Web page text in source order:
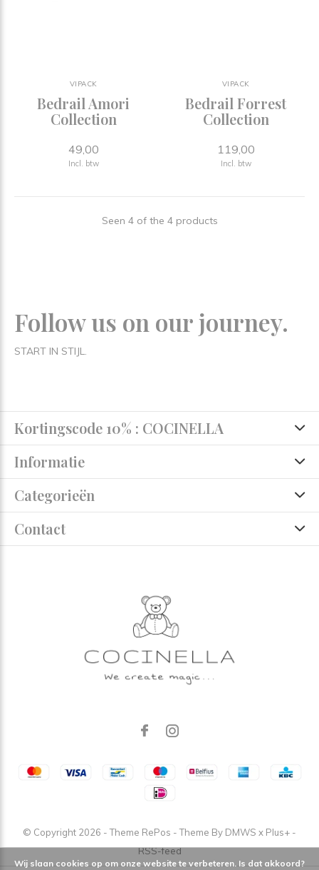
VIPACK
Bedrail Amori
Collection
49,00
Incl. btw
VIPACK
Bedrail Forrest
Collection
119,00
Incl. btw
Seen 4 of the 4 products
Follow us on our journey.
START IN STIJL.
Kortingscode 10% : COCINELLA
Informatie
Categorieën
Contact
© Copyright 2026 - Theme RePos - Theme By DMWS x Plus+ -
RSS-feed
Wij slaan cookies op om onze website te verbeteren. Is dat akkoord?